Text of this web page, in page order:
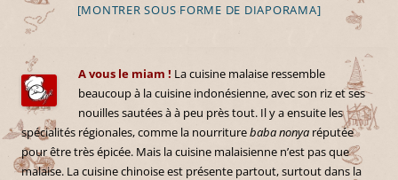
[MONTRER SOUS FORME DE DIAPORAMA]
A vous le miam ! La cuisine malaise ressemble
beaucoup à la cuisine indonésienne, avec son riz et ses
nouilles sautées à à peu près tout. Il y a ensuite les
spécialités régionales, comme la nourriturebaba nonya réputée
pour être très épicée. Mais la cuisine malaisienne n’est pas que
malaise. La cuisine chinoise est présente partout, surtout dans la